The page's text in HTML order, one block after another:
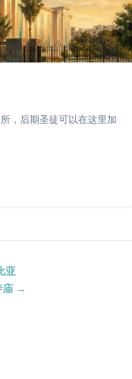
，后期圣徒可以在这里加
亚
庙 →